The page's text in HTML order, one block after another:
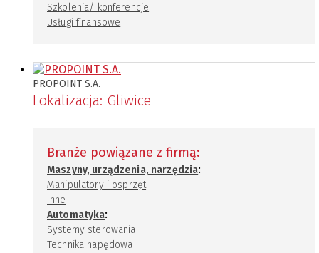
Szkolenia/ konferencje
Usługi finansowe
PROPOINT S.A.
Lokalizacja: Gliwice
Branże powiązane z firmą:
Maszyny, urządzenia, narzędzia:
Manipulatory i osprzęt
Inne
Automatyka:
Systemy sterowania
Technika napędowa